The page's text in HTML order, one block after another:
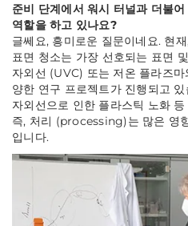
준비 단계에서 워시 터널과 더불
역할을 하고 있나요?
글쎄요, 흥미로운 질문이네요. 현
표면 청소는 가장 선호되는 표면
자외선 (UVC) 또는 저온 플라즈
양한 연구 프로젝트가 진행되고
자외선으로 인한 플라스틱 노화
즉, 처리 (processing)는 많은 영
입니다.